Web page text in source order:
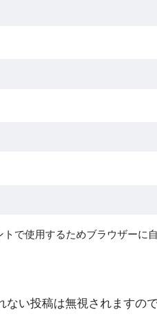
トで使用するためブラウザーに
ない投稿は無視されますの